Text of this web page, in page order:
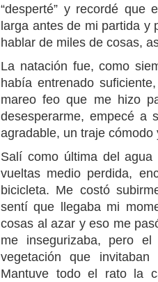
“desperté” y recordé que
larga antes de mi partida y
hablar de miles de cosas,
La natación fue, como
había entrenado
mareo feo que me hizo
desesperarme, empecé a
agradable, un traje
Salí como última del
vueltas medio perdida,
bicicleta. Me costó
sentí que llegaba mi
cosas al azar y eso me
me insegurizaba, pero
vegetación que
Mantuve todo el rato la